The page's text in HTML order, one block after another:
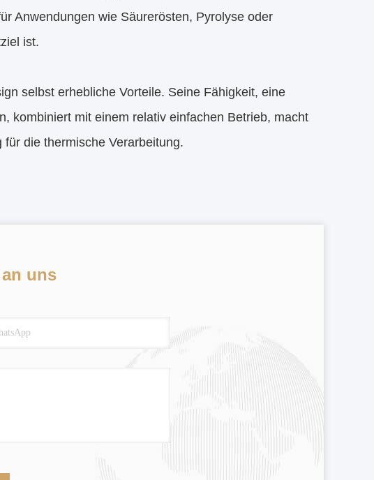
Anwendungen wie Säurerösten, Pyrolyse oder
ist.
selbst erhebliche Vorteile. Seine Fähigkeit, eine
kombiniert mit einem relativ einfachen Betrieb, macht
die thermische Verarbeitung.
uns